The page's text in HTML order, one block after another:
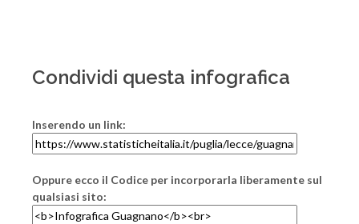
Condividi questa infografica
Inserendo un link:
Oppure ecco il Codice per incorporarla liberamente sul
qualsiasi sito: